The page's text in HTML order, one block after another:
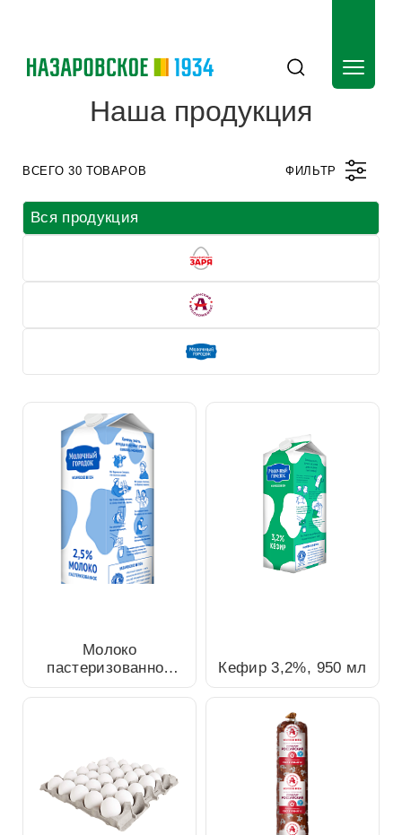
Наша продукция
ВСЕГО 30 ТОВАРОВ ФИЛЬТР
Вся продукция
Молоко пастеризованное
2,5%, 1л
Кефир 3,2%, 950 мл